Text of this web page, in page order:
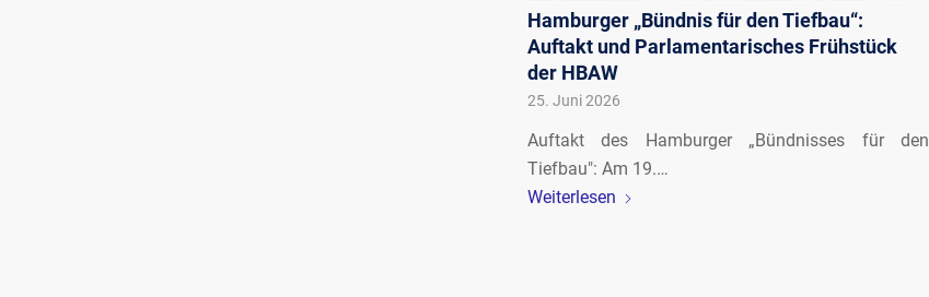
Hamburger „Bündnis für den Tiefbau“:
Auftakt und Parlamentarisches Frühstück
der HBAW
25. Juni 2026
Auftakt des Hamburger „Bündnisses für den
Tiefbau": Am 19.…
Weiterlesen